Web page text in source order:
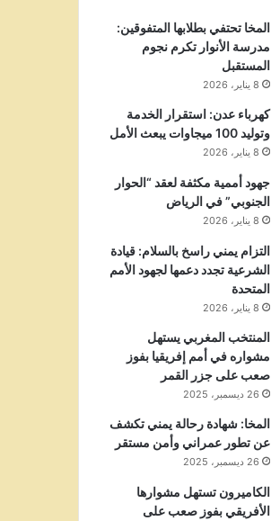
المخا تحتفي بطلابها المتفوقين:
مدرسة الأنوار تكرم نجوم
المستقبل
8 يناير، 2026
كهرباء عدن: استقرار الخدمة
وتوليد 100 ميجاوات يبعث الأمل
8 يناير، 2026
جهود أممية مكثفة لعقد “الحوار
الجنوبي” في الرياض
8 يناير، 2026
التزام يمني راسخ بالسلام: قيادة
الشرعية تجدد دعمها لجهود الأمم
المتحدة
8 يناير، 2026
المنتخب المغربي يستهل
مشواره في أمم إفريقيا بفوز
صعب على جزر القمر
26 ديسمبر، 2025
المخا: شهادة رحالة يمني تكشف
عن تطور عمراني وأمن مستقر
26 ديسمبر، 2025
الكاميرون تستهل مشوارها
الأفريقي بفوز صعب على